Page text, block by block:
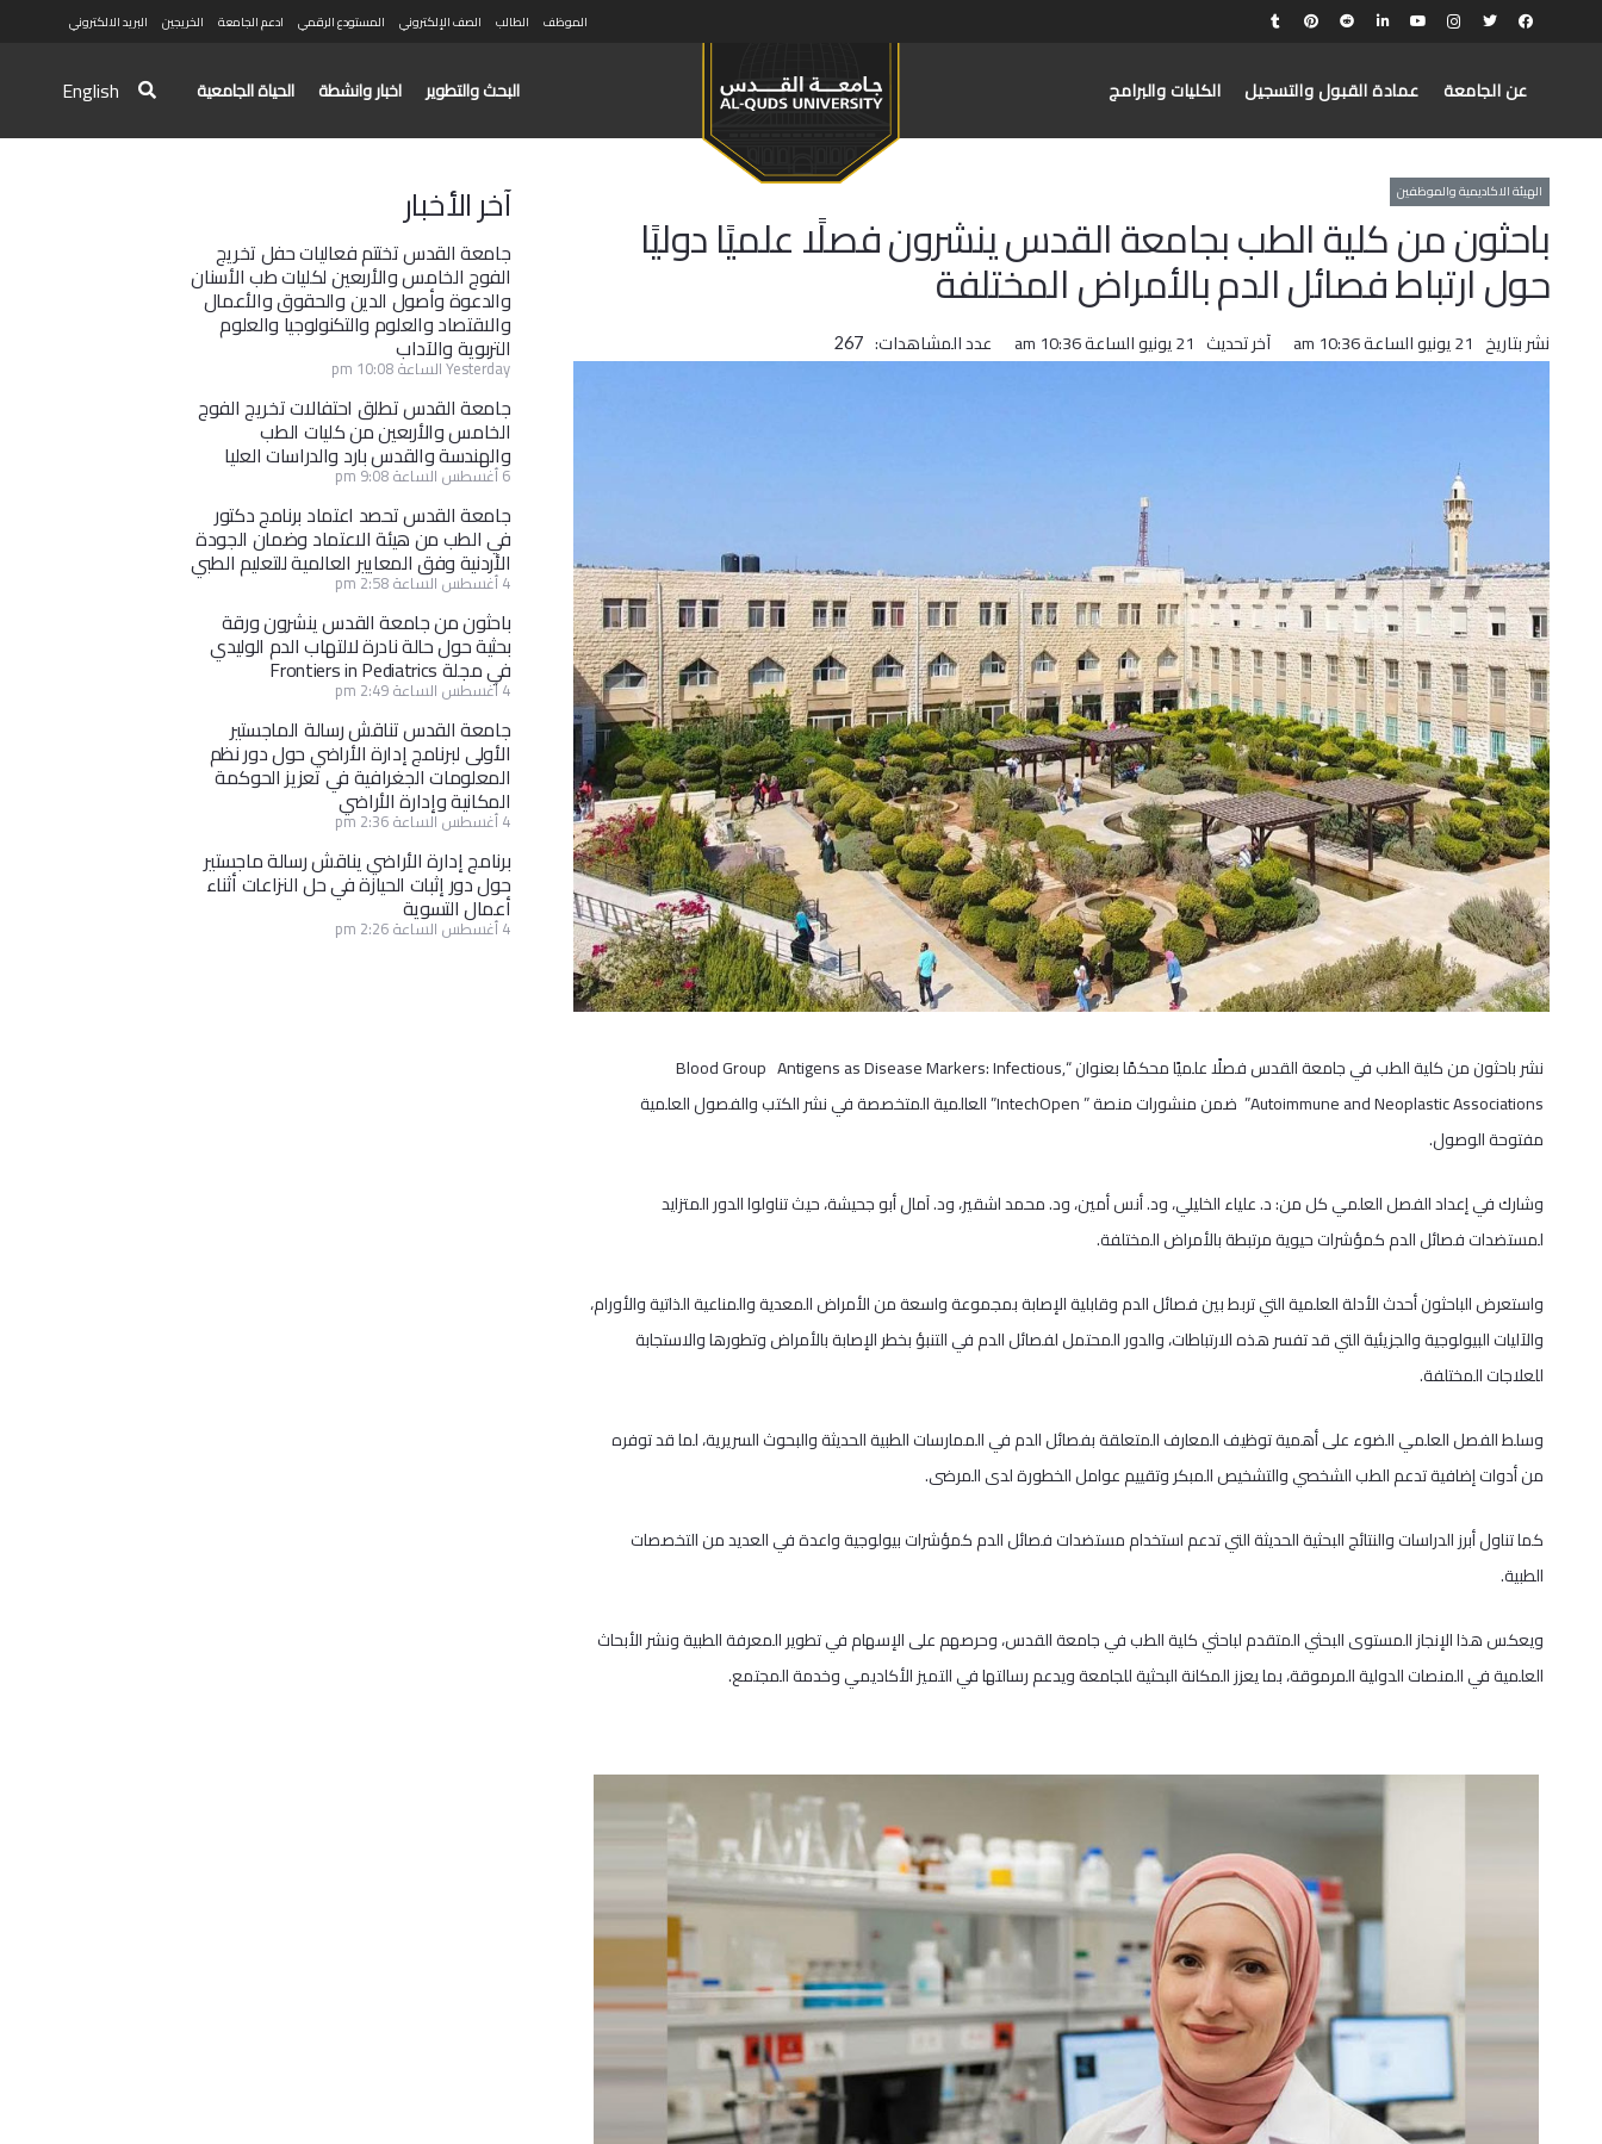
الموظف الطالب الصف الإلكتروني المستودع الرقمي ادعم الجامعة الخريجين البريد الالكتروني
عن الجامعة عمادة القبول والتسجيل الكليات والبرامج البحث والتطوير اخبار وانشطة الحياة الجامعية English
الهيئة الاكاديمية والموظفين
باحثون من كلية الطب بجامعة القدس ينشرون فصلًا علميًا دوليًا
حول ارتباط فصائل الدم بالأمراض المختلفة
نشر بتاريخ 21 يونيو الساعة 10:36 am آخر تحديث 21 يونيو الساعة 10:36 am عدد المشاهدات: 267
نشر باحثون من كلية الطب في جامعة القدس فصلًا علميًا محكمًا بعنوان “Blood Group Antigens as Disease Markers: Infectious,
Autoimmune and Neoplastic Associations” ضمن منشورات منصة ” IntechOpen” العالمية المتخصصة في نشر الكتب والفصول العلمية
مفتوحة الوصول.
وشارك في إعداد الفصل العلمي كل من: د. علياء الخليلي، ود. أنس أمين، ود. محمد اشقير، ود. آمال أبو جحيشة، حيث تناولوا الدور المتزايد
لمستضدات فصائل الدم كمؤشرات حيوية مرتبطة بالأمراض المختلفة.
واستعرض الباحثون أحدث الأدلة العلمية التي تربط بين فصائل الدم وقابلية الإصابة بمجموعة واسعة من الأمراض المعدية والمناعية الذاتية والأورام،
والآليات البيولوجية والجزيئية التي قد تفسر هذه الارتباطات، والدور المحتمل لفصائل الدم في التنبؤ بخطر الإصابة بالأمراض وتطورها والاستجابة
للعلاجات المختلفة.
وسلط الفصل العلمي الضوء على أهمية توظيف المعارف المتعلقة بفصائل الدم في الممارسات الطبية الحديثة والبحوث السريرية، لما قد توفره
من أدوات إضافية تدعم الطب الشخصي والتشخيص المبكر وتقييم عوامل الخطورة لدى المرضى.
كما تناول أبرز الدراسات والنتائج البحثية الحديثة التي تدعم استخدام مستضدات فصائل الدم كمؤشرات بيولوجية واعدة في العديد من التخصصات
الطبية.
ويعكس هذا الإنجاز المستوى البحثي المتقدم لباحثي كلية الطب في جامعة القدس، وحرصهم على الإسهام في تطوير المعرفة الطبية ونشر الأبحاث
العلمية في المنصات الدولية المرموقة، بما يعزز المكانة البحثية للجامعة ويدعم رسالتها في التميز الأكاديمي وخدمة المجتمع.
آخر الأخبار
جامعة القدس تختتم فعاليات حفل تخريج
الفوج الخامس والأربعين لكليات طب الأسنان
والدعوة وأصول الدين والحقوق والأعمال
والاقتصاد والعلوم والتكنولوجيا والعلوم
التربوية والآداب
Yesterday الساعة 10:08 pm
جامعة القدس تطلق احتفالات تخريج الفوج
الخامس والأربعين من كليات الطب
والهندسة والقدس بارد والدراسات العليا
6 أغسطس الساعة 9:08 pm
جامعة القدس تحصد اعتماد برنامج دكتور
في الطب من هيئة الاعتماد وضمان الجودة
الأردنية وفق المعايير العالمية للتعليم الطبي
4 أغسطس الساعة 2:58 pm
باحثون من جامعة القدس ينشرون ورقة
بحثية حول حالة نادرة لالتهاب الدم الوليدي
في مجلة Frontiers in Pediatrics
4 أغسطس الساعة 2:49 pm
جامعة القدس تناقش رسالة الماجستير
الأولى لبرنامج إدارة الأراضي حول دور نظم
المعلومات الجغرافية في تعزيز الحوكمة
المكانية وإدارة الأراضي
4 أغسطس الساعة 2:36 pm
برنامج إدارة الأراضي يناقش رسالة ماجستير
حول دور إثبات الحيازة في حل النزاعات أثناء
أعمال التسوية
4 أغسطس الساعة 2:26 pm